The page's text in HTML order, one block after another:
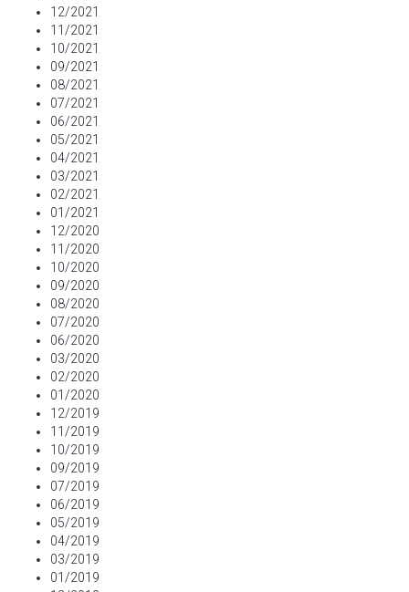
12/2021
11/2021
10/2021
09/2021
08/2021
07/2021
06/2021
05/2021
04/2021
03/2021
02/2021
01/2021
12/2020
11/2020
10/2020
09/2020
08/2020
07/2020
06/2020
03/2020
02/2020
01/2020
12/2019
11/2019
10/2019
09/2019
07/2019
06/2019
05/2019
04/2019
03/2019
01/2019